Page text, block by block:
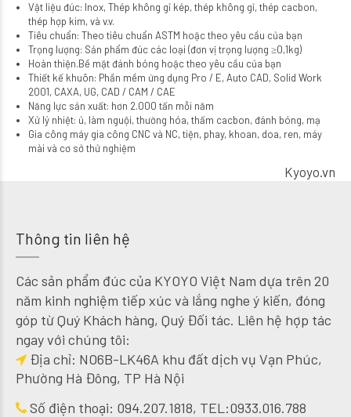
Vật liệu đúc: Inox, Thép không gỉ kép, thép không gỉ, thép cacbon,
thép hợp kim, và v.v.
Tiêu chuẩn: Theo tiêu chuẩn ASTM hoặc theo yêu cầu của bạn
Trọng lượng: Sản phẩm đúc các loại (đơn vị trọng lượng ≥0,1kg)
Hoàn thiện.Bề mặt đánh bóng hoặc theo yêu cầu của bạn
Thiết kế khuôn: Phần mềm ứng dụng Pro / E, Auto CAD, Solid Work
2001, CAXA, UG, CAD / CAM / CAE
Năng lực sản xuất: hơn 2.000 tấn mỗi năm
Xử lý nhiệt: ủ, làm nguội, thường hóa, thấm cacbon, đánh bóng, mạ
Gia công máy gia công CNC và NC, tiện, phay, khoan, doa, ren, máy
mài và cơ sở thử nghiệm
Kyoyo.vn
Thông tin liên hệ
Các sản phẩm đúc của KYOYO Việt Nam dựa trên 20
năm kinh nghiệm tiếp xúc và lắng nghe ý kiến, đóng
góp từ Quý Khách hàng, Quý Đối tác. Liên hệ hợp tác
ngay với chúng tôi:
Địa chỉ: NO6B-LK46A khu đất dịch vụ Vạn Phúc,
Phường Hà Đông, TP Hà Nội
Số điện thoại: 094.207.1818, TEL:0933.016.788